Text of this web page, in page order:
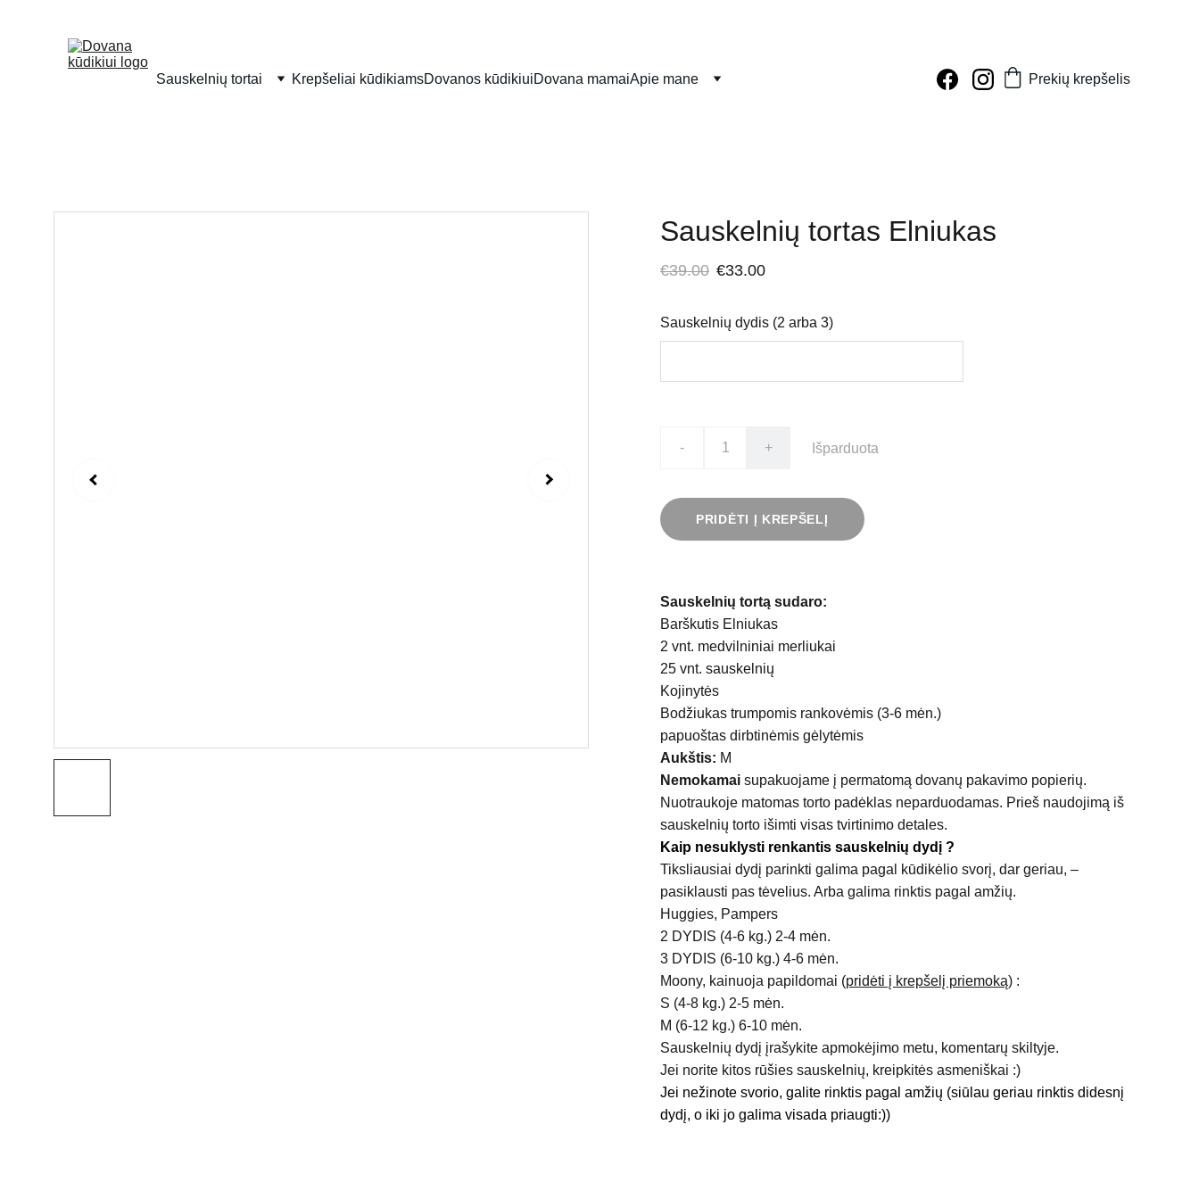
Sauskelnių tortai Krepšeliai kūdikiamsDovanos kūdikiuiDovana mamaiApie mane Prekių krepšelis
Sauskelnių tortas Elniukas
€39.00 €33.00
Sauskelnių dydis (2 arba 3)
- + Išparduota
PRIDĖTI Į KREPŠELĮ
Sauskelnių tortą sudaro:
Barškutis Elniukas
2 vnt. medvilniniai merliukai
25 vnt. sauskelnių
Kojinytės
Bodžiukas trumpomis rankovėmis (3-6 mėn.)
papuoštas dirbtinėmis gėlytėmis
Aukštis: M
Nemokamai supakuojame į permatomą dovanų pakavimo popierių.
Nuotraukoje matomas torto padėklas neparduodamas. Prieš naudojimą iš
sauskelnių torto išimti visas tvirtinimo detales.
Kaip nesuklysti renkantis sauskelnių dydį ?
Tiksliausiai dydį parinkti galima pagal kūdikėlio svorį, dar geriau, –
pasiklausti pas tėvelius. Arba galima rinktis pagal amžių.
Huggies, Pampers
2 DYDIS (4-6 kg.) 2-4 mėn.
3 DYDIS (6-10 kg.) 4-6 mėn.
Moony, kainuoja papildomai (pridėti į krepšelį priemoką) :
S (4-8 kg.) 2-5 mėn.
M (6-12 kg.) 6-10 mėn.
Sauskelnių dydį įrašykite apmokėjimo metu, komentarų skiltyje.
Jei norite kitos rūšies sauskelnių, kreipkitės asmeniškai :)
Jei nežinote svorio, galite rinktis pagal amžių (siūlau geriau rinktis didesnį
dydį, o iki jo galima visada priaugti:))